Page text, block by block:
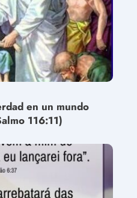
en un mundo
116:11)